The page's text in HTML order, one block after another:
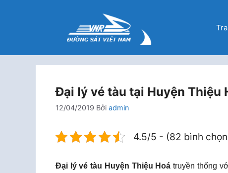
Đại lý vé tàu tại Huyện Thiệu
12/04/2019 Bởi admin
4.5/5 - (82 bình
Đại lý vé tàu Huyện Thiệu Hoá truyền thống